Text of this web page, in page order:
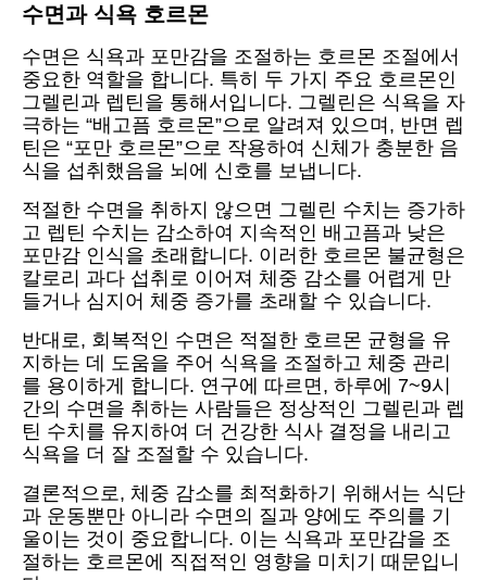
수면과 식욕 호르몬
수면은 식욕과 포만감을 조절하는 호르몬 조절에서
중요한 역할을 합니다. 특히 두 가지 주요 호르몬인
그렐린과 렙틴을 통해서입니다. 그렐린은 식욕을 자
극하는 “배고픔 호르몬”으로 알려져 있으며, 반면 렙
틴은 “포만 호르몬”으로 작용하여 신체가 충분한 음
식을 섭취했음을 뇌에 신호를 보냅니다.
적절한 수면을 취하지 않으면 그렐린 수치는 증가하
고 렙틴 수치는 감소하여 지속적인 배고픔과 낮은
포만감 인식을 초래합니다. 이러한 호르몬 불균형은
칼로리 과다 섭취로 이어져 체중 감소를 어렵게 만
들거나 심지어 체중 증가를 초래할 수 있습니다.
반대로, 회복적인 수면은 적절한 호르몬 균형을 유
지하는 데 도움을 주어 식욕을 조절하고 체중 관리
를 용이하게 합니다. 연구에 따르면, 하루에 7~9시
간의 수면을 취하는 사람들은 정상적인 그렐린과 렙
틴 수치를 유지하여 더 건강한 식사 결정을 내리고
식욕을 더 잘 조절할 수 있습니다.
결론적으로, 체중 감소를 최적화하기 위해서는 식단
과 운동뿐만 아니라 수면의 질과 양에도 주의를 기
울이는 것이 중요합니다. 이는 식욕과 포만감을 조
절하는 호르몬에 직접적인 영향을 미치기 때문입니